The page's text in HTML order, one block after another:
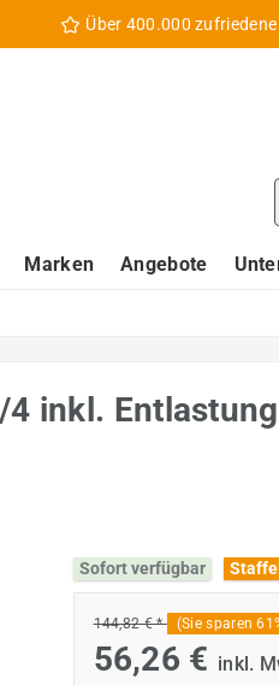
Über 400.000
Marken Angebote
inkl.
Sofort verfügbar
144,82 € * (Sie sparen
56,26 € inkl.